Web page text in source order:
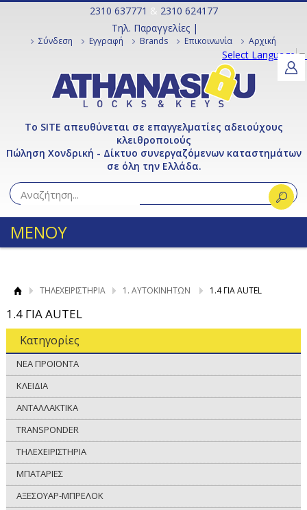
2310 637771 & 2310 624177
Τηλ. Παραγγελίες |
Σύνδεση Εγγραφή Brands Επικοινωνία Αρχική
Select Language▼
Το SITE απευθύνεται σε επαγγελματίες αδειούχους
κλειθροποιούς
Πώληση Χονδρική - Δίκτυο συνεργαζόμενων καταστημάτων
σε όλη την Ελλάδα.
ΜΕΝΟΥ
ΤΗΛΕΧΕΙΡΙΣΤΗΡΙΑ 1. ΑΥΤΟΚΙΝΗΤΩΝ 1.4 ΓΙΑ AUTEL
1.4 ΓΙΑ AUTEL
Κατηγορίες
ΝΕΑ ΠΡΟΪΟΝΤΑ
ΚΛΕΙΔΙΑ
ΑΝΤΑΛΛΑΚΤΙΚΑ
TRANSPONDER
ΤΗΛΕΧΕΙΡΙΣΤΗΡΙΑ
ΜΠΑΤΑΡΙΕΣ
ΑΞΕΣΟΥΑΡ-ΜΠΡΕΛΟΚ